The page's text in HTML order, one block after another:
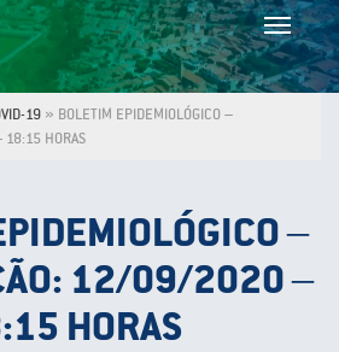
Toggle
19 » BOLETIM EPIDEMIOLÓGICO –
HORAS
–
12/09/2020 –
HORAS